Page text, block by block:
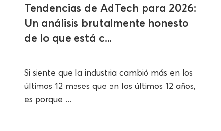
Tendencias de AdTech para 2026:
Un análisis brutalmente honesto
de lo que está c...
Si siente que la industria cambió más en los
últimos 12 meses que en los últimos 12 años,
es porque ...